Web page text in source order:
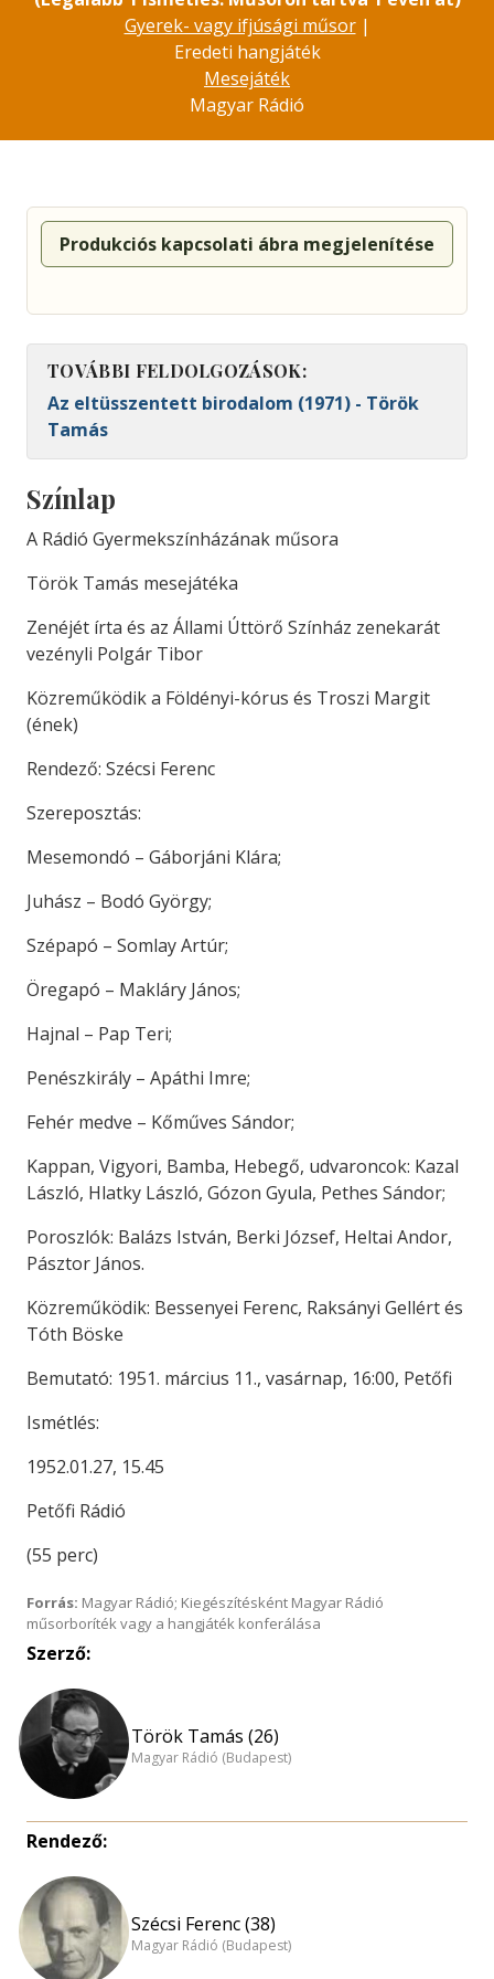
Gyerek- vagy ifjúsági műsor|
Eredeti hangjáték
Mesejáték
Magyar Rádió
Produkciós kapcsolati ábra megjelenítése
TOVÁBBI FELDOLGOZÁSOK:
Az eltüsszentett birodalom (1971) - Török
Tamás
Színlap
A Rádió Gyermekszínházának műsora
Török Tamás mesejátéka
Zenéjét írta és az Állami Úttörő Színház zenekarát
vezényli Polgár Tibor
Közreműködik a Földényi-kórus és Troszi Margit
(ének)
Rendező: Szécsi Ferenc
Szereposztás:
Mesemondó – Gáborjáni Klára;
Juhász – Bodó György;
Szépapó – Somlay Artúr;
Öregapó – Makláry János;
Hajnal – Pap Teri;
Penészkirály – Apáthi Imre;
Fehér medve – Kőműves Sándor;
Kappan, Vigyori, Bamba, Hebegő, udvaroncok: Kazal
László, Hlatky László, Gózon Gyula, Pethes Sándor;
Poroszlók: Balázs István, Berki József, Heltai Andor,
Pásztor János.
Közreműködik: Bessenyei Ferenc, Raksányi Gellért és
Tóth Böske
Bemutató: 1951. március 11., vasárnap, 16:00, Petőfi
Ismétlés:
1952.01.27, 15.45
Petőfi Rádió
(55 perc)
Forrás: Magyar Rádió; Kiegészítésként Magyar Rádió
műsorboríték vagy a hangjáték konferálása
Szerző:
Török Tamás (26)
Magyar Rádió (Budapest)
Rendező:
Szécsi Ferenc (38)
Magyar Rádió (Budapest)